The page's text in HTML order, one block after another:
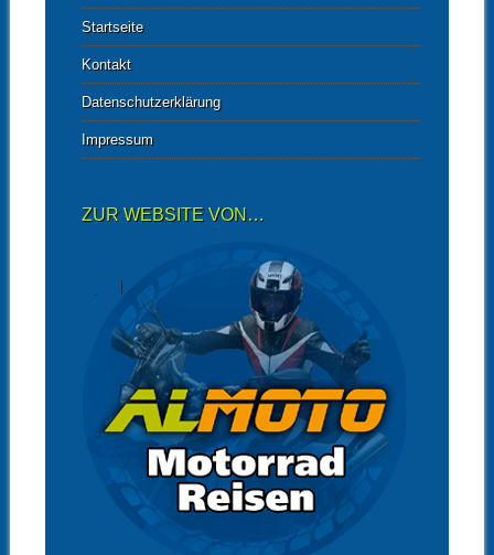
Startseite
Kontakt
Datenschutzerklärung
Impressum
ZUR WEBSITE VON…